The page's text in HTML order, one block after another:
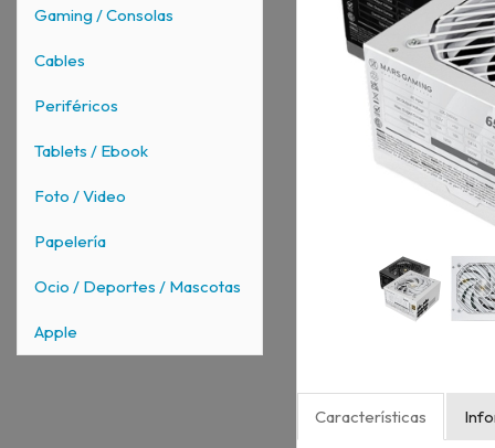
Gaming / Consolas
Cables
Periféricos
Tablets / Ebook
Foto / Video
Papelería
Ocio / Deportes / Mascotas
Apple
Características